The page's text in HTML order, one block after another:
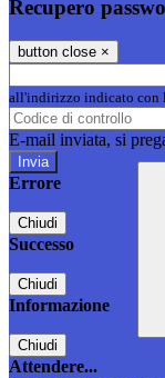
Recupero
button close ×
all'indirizzo indicato con
E-mail inviata, si
Errore
Chiudi
Successo
Chiudi
Informazione
Chiudi
Attendere...